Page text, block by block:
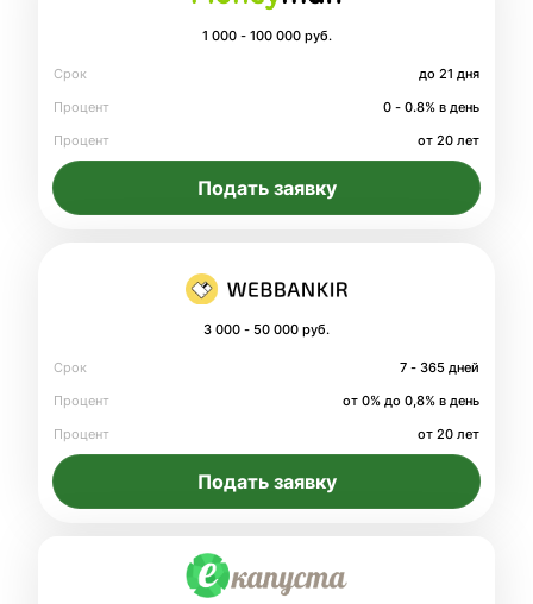
1 000 - 100 000 руб.
Срок
до 21 дня
Процент
0 - 0.8% в день
Процент
от 20 лет
Подать заявку
3 000 - 50 000 руб.
Срок
7 - 365 дней
Процент
от 0% до 0,8% в день
Процент
от 20 лет
Подать заявку